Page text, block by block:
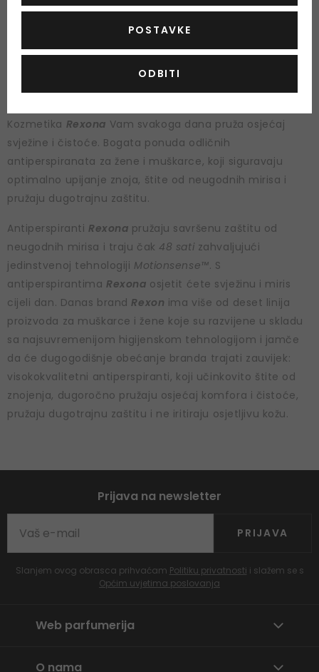
4,50 €
Kozmetika Rexona Vam svakoga dana pruža osjećaj
svježine i čistoće. Bogata ponuda odličnih
antiperspiranata za žene i muškarce, koji siguravaju
optimalno upijanje znoja, štite od neugodnih mirisa i
pružaju dugotrajnu zaštitu.
Antiperspiranti Rexona pružaju savršenu zaštitu od
neugodnih mirisa i traju čak 48 sati zahvaljujući
jedinstvenoj tehnologiji Motionsense™. S
antiperspirantima Rexona osjetit ćete svježinu i miris
cijeli dan. Danas brand Rexon ima više od deset linija
proizvoda za muškarce i žene koje su razvijene u skladu
sa najsuvremenijom higijenskom tehnologijom i jamče
da će dugogodišnje obećanje branda trajati zauvijek:
visokokvalitetni antiperspiranti, koji učinkovito štite od
znojenja, dugoročno pružaju osjećaj komfora i čistoće,
pružaju dugotrajnu zaštitu i ne iritiraju osjetljivu kožu.
Prijava na newsletter
PRIJAVA
Slanjem ovog obrasca prihvaćam Politiku privatnosti i slažem se s
Općim uvjetima poslovanja
Web parfumerija
O nama
POSTAVKE
ODBITI